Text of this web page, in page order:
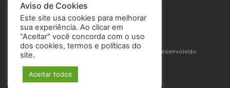
São José Esporte Clube
© 2025 Todos os direitos reservados. Site desenvolvido
Aviso de Cookies
Este site usa cookies para melhorar
sua experiência. Ao clicar em
"Aceitar" você concorda com o uso
dos cookies, termos e políticas do
site.
Aceitar todos